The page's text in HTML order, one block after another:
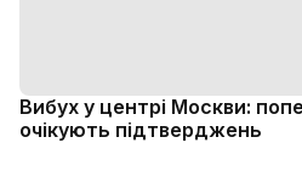
Вибух у центрі Москви:
очікують підтверджень